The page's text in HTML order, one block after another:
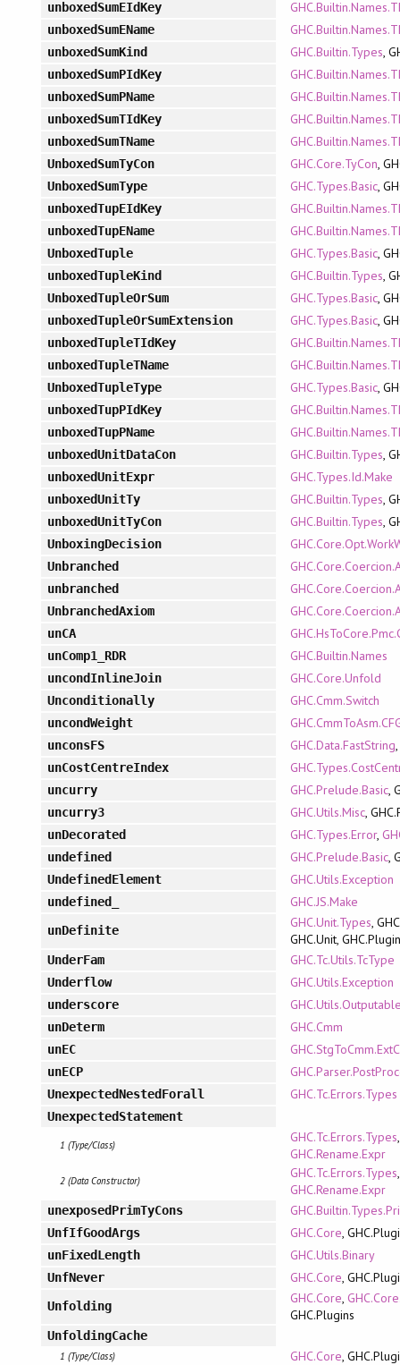
unboxedSumEIdKey
unboxedSumEName
unboxedSumKind GHC.Builtin.Types,
unboxedSumPIdKey
unboxedSumPName
unboxedSumTIdKey
unboxedSumTName
UnboxedSumTyCon GHC.Core.TyCon,
UnboxedSumType GHC.Types.Basic,
unboxedTupEIdKey
unboxedTupEName
UnboxedTuple GHC.Types.Basic,
unboxedTupleKind GHC.Builtin.Types,
UnboxedTupleOrSum GHC.Types.Basic,
unboxedTupleOrSumExtension GHC.Types.Basic,
unboxedTupleTIdKey
unboxedTupleTName
UnboxedTupleType GHC.Types.Basic,
unboxedTupPIdKey
unboxedTupPName
unboxedUnitDataCon GHC.Builtin.Types,
unboxedUnitExpr GHC.Types.Id.Make
unboxedUnitTy GHC.Builtin.Types,
unboxedUnitTyCon GHC.Builtin.Types,
UnboxingDecision
Unbranched
unbranched
UnbranchedAxiom
unCA
unComp1_RDR GHC.Builtin.Names
uncondInlineJoin GHC.Core.Unfold
Unconditionally GHC.Cmm.Switch
uncondWeight
unconsFS GHC.Data.FastString
unCostCentreIndex
uncurry GHC.Prelude.Basic,
uncurry3 GHC.Utils.Misc,
unDecorated GHC.Types.Error,
undefined GHC.Prelude.Basic,
UndefinedElement GHC.Utils.Exception
undefined_ GHC.JS.Make
unDefinite GHC.Unit.Types,
GHC.Unit,
UnderFam GHC.Tc.Utils.TcType
Underflow GHC.Utils.Exception
underscore
unDeterm GHC.Cmm
unEC
unECP
UnexpectedNestedForall GHC.Tc.Errors.Types
UnexpectedStatement
1 (Type/Class) GHC.Tc.Errors.Types,
GHC.Rename.Expr
2 (Data Constructor) GHC.Tc.Errors.Types,
GHC.Rename.Expr
unexposedPrimTyCons
UnfIfGoodArgs GHC.Core,
unFixedLength GHC.Utils.Binary
UnfNever GHC.Core,
Unfolding GHC.Core,
GHC.Plugins
UnfoldingCache
1 (Type/Class) GHC.Core,